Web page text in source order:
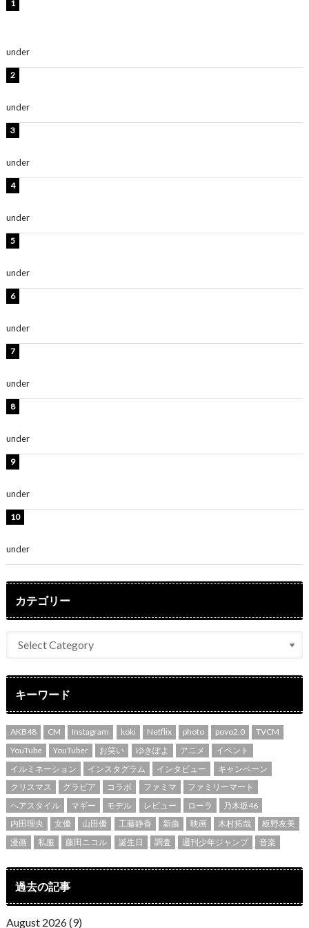
under
under
under
under
under
under
under
under
under
under
カテゴリー
キーワード
AKB48 CM Instagram koki Netflix photo povo2.0
TVCM
YouTube
YouTuber お笑い ゆきぽよ アニメ
イベント
イルミネーション
インスタグラム インタビュー
キャンペーン
クリスマス
グラビア コラボ ファミマ
ファミリーマート
ヘアスタイル
マギー モデル レビュー ローラ
乃木坂46
内田理央
女優 山田優 工藤静香 新曲 映画 木村拓哉
板野友美
漫画
私服 藤田ニコル 誕生日 調査 週刊少年ジャンプ 音楽
過去の記事
August 2026 (9)